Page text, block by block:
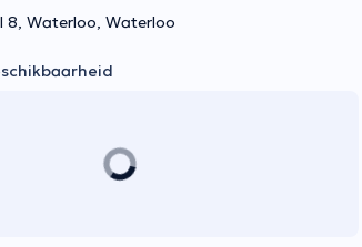
8, Waterloo, Waterloo